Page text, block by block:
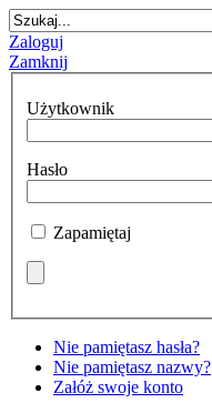
Zaloguj
Zamknij
Użytkownik
Hasło
Zapamiętaj
Nie pamiętasz hasła?
Nie pamiętasz nazwy?
Załóż swoje konto